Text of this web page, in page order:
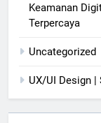
Keamanan
Terpercaya
Uncategorized
UX/UI Design